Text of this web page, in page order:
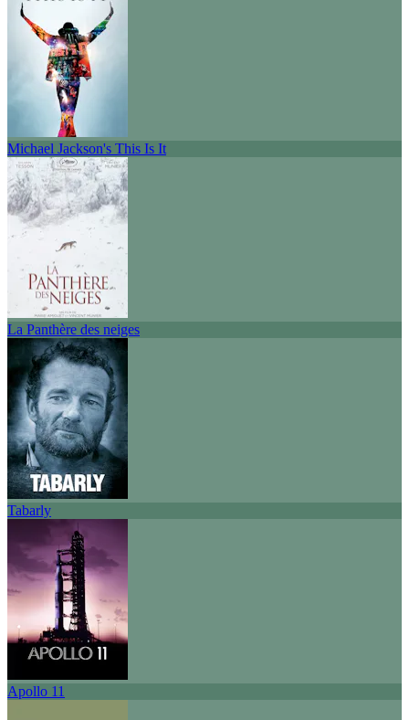
Michael Jackson's This Is It
La Panthère des neiges
Tabarly
Apollo 11